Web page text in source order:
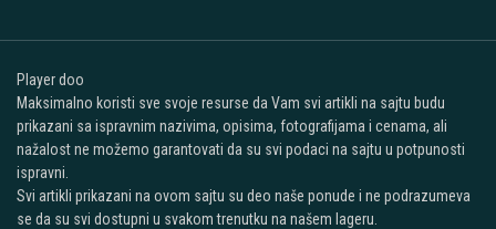
Player doo
Maksimalno koristi sve svoje resurse da Vam svi artikli na sajtu budu
prikazani sa ispravnim nazivima, opisima, fotografijama i cenama, ali
nažalost ne možemo garantovati da su svi podaci na sajtu u potpunosti
ispravni.
Svi artikli prikazani na ovom sajtu su deo naše ponude i ne podrazumeva
se da su svi dostupni u svakom trenutku na našem lageru.